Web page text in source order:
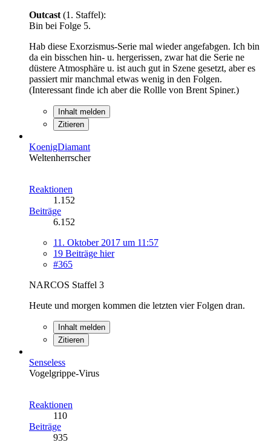
Outcast (1. Staffel):
Bin bei Folge 5.
Hab diese Exorzismus-Serie mal wieder angefabgen. Ich bin
da ein bisschen hin- u. hergerissen, zwar hat die Serie ne
düstere Atmosphäre u. ist auch gut in Szene gesetzt, aber es
passiert mir manchmal etwas wenig in den Folgen.
(Interessant finde ich aber die Rollle von Brent Spiner.)
Inhalt melden
Zitieren
KoenigDiamant
Weltenherrscher
Reaktionen
1.152
Beiträge
6.152
11. Oktober 2017 um 11:57
19 Beiträge hier
#365
NARCOS Staffel 3
Heute und morgen kommen die letzten vier Folgen dran.
Inhalt melden
Zitieren
Senseless
Vogelgrippe-Virus
Reaktionen
110
Beiträge
935